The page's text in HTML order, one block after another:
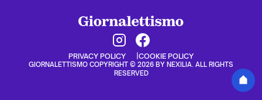
PRIVACY POLICY COOKIE POLICY
GIORNALETTISMO COPYRIGHT © 2026 BY NEXILIA. ALL RIGHTS
RESERVED